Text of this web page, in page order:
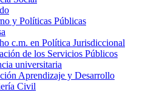
y Políticas Públicas
c.m. en Política Jurisdiccional
de los Servicios Públicos
universitaria
Aprendizaje y Desarrollo
Civil